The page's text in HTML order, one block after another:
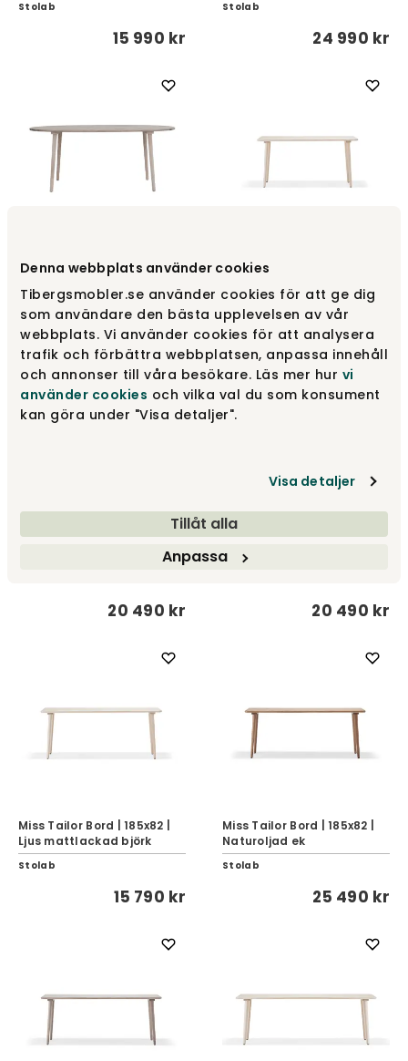
Denna webbplats använder cookies
Tibergsmobler.se använder cookies för att ge dig
som användare den bästa upplevelsen av vår
webbplats. Vi använder cookies för att analysera
trafik och förbättra webbplatsen, anpassa innehåll
och annonser till våra besökare. Läs mer hur vi
använder cookies och vilka val du som konsument
kan göra under "Visa detaljer".
Visa detaljer
Tillåt alla
Anpassa
Stolab
15 990 kr
Stolab
24 990 kr
Ovalt | Vitoljad Ek
Stolab
24 990 kr
Ljus mattlackad björk
Stolab
13 590 kr
Miss Tailor Bord | 130x82 |
20 490 kr
Miss Tailor Bord | 130x82 |
Vitoljad ek
20 490 kr
Miss Tailor Bord | 185x82 |
Ljus mattlackad björk
Stolab
15 790 kr
Miss Tailor Bord | 185x82 |
Naturoljad ek
Stolab
25 490 kr